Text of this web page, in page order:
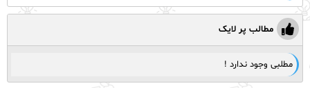
مطالب پر لایک
مطلبی وجود ندارد !